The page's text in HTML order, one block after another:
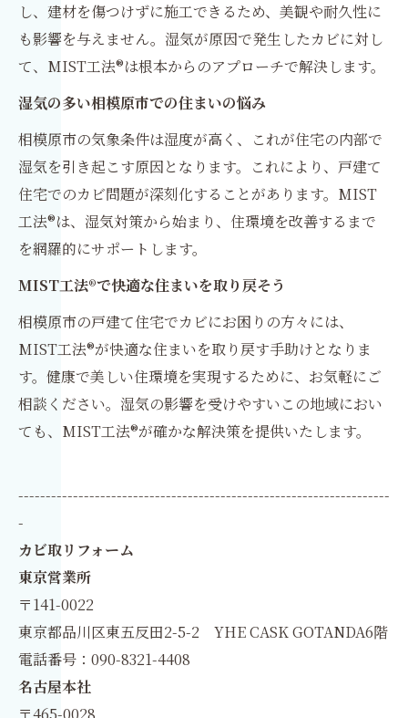
し、建材を傷つけずに施工できるため、美観や耐久性に
も影響を与えません。湿気が原因で発生したカビに対し
て、MIST工法®は根本からのアプローチで解決します。
湿気の多い相模原市での住まいの悩み
相模原市の気象条件は湿度が高く、これが住宅の内部で
湿気を引き起こす原因となります。これにより、戸建て
住宅でのカビ問題が深刻化することがあります。MIST
工法®は、湿気対策から始まり、住環境を改善するまで
を網羅的にサポートします。
MIST工法®で快適な住まいを取り戻そう
相模原市の戸建て住宅でカビにお困りの方々には、
MIST工法®が快適な住まいを取り戻す手助けとなりま
す。健康で美しい住環境を実現するために、お気軽にご
相談ください。湿気の影響を受けやすいこの地域におい
ても、MIST工法®が確かな解決策を提供いたします。
--------------------------------------------------------------------
-
カビ取リフォーム
東京営業所
〒141-0022
東京都品川区東五反田2-5-2 YHE CASK GOTANDA6階
電話番号：090-8321-4408
名古屋本社